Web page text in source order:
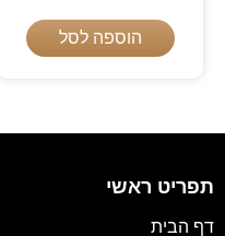
הוספה לסל
תפריט ראשי
דף הבית